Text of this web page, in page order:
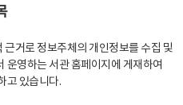
거로 정보주체의 개인정보를 수집 및
운영하는 서관 홈페이지에 게재하여
고 있습니다.